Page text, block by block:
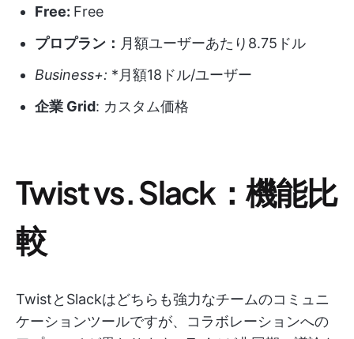
Free: Free
プロプラン： 月額ユーザーあたり8.75ドル
Business+: *月額18ドル/ユーザー
企業 Grid: カスタム価格
Twist vs. Slack：機能比
較
TwistとSlackはどちらも強力なチームのコミュニ
ケーションツールですが、コラボレーションへの